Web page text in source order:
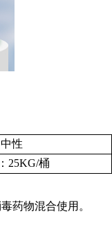
性
25KG/桶
药物混合使用。